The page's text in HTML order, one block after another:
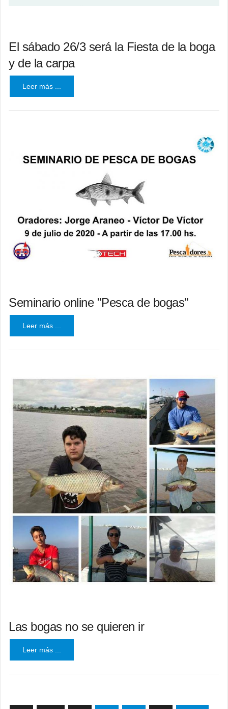
El sábado 26/3 será la Fiesta de la boga
y de la carpa
Leer más ...
Seminario online "Pesca de bogas"
Leer más ...
Las bogas no se quieren ir
Leer más ...